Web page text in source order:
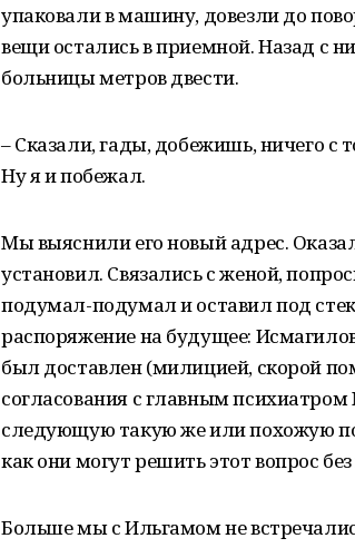
упаковали в машину, довезли до
вещи остались в приемной. Назад с
больницы метров двести.
– Сказали, гады, добежишь, ничего с
Ну я и побежал.
Мы выяснили его новый адрес.
установил. Связались с женой,
подумал-подумал и оставил под
распоряжение на будущее:
был доставлен (милицией, скорой
согласования с главным
следующую такую же или похожую
как они могут решить этот вопрос
Больше мы с Ильгамом не